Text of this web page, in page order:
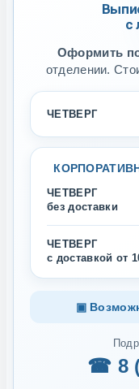
с
Оформить
отделении.
ЧЕТВЕРГ
ЧЕТВЕРГ
без доставки
ЧЕТВЕРГ
с доставкой от
▣
☎ 8